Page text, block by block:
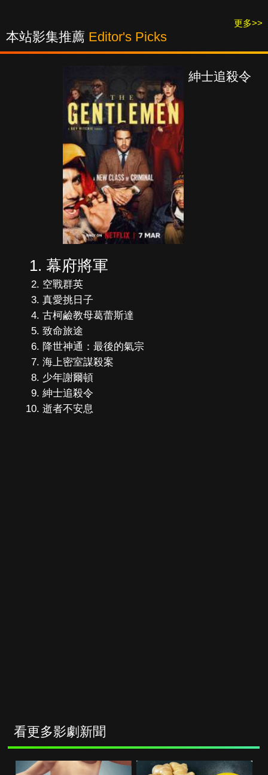
更多>>
本站影集推薦 Editor's Picks
紳士追殺令
幕府將軍
空戰群英
真愛挑日子
古柯鹼教母葛蕾斯達
致命旅途
降世神通：最後的氣宗
海上密室謀殺案
少年謝爾頓
紳士追殺令
逝者不安息
看更多影劇新聞